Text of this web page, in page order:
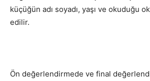
küçüğün adı soyadı, yaşı ve okuduğu
edilir.
Ön değerlendirmede ve final